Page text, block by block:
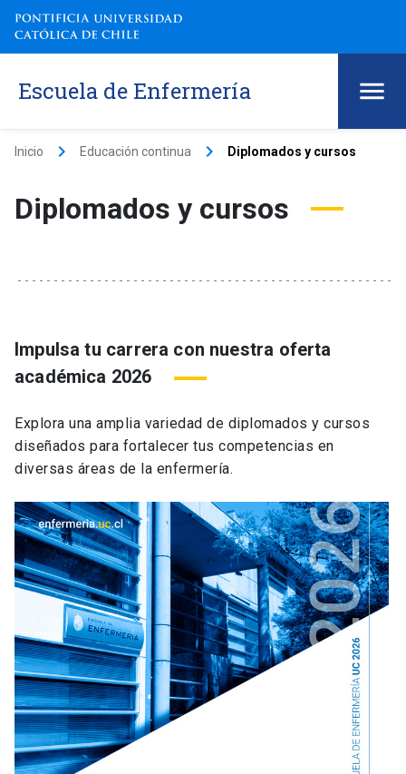
Escuela de Enfermería
Inicio keyboard_arrow_right Educación continua keyboard_arrow_right Diplomados y cursos
Diplomados y cursos
Impulsa tu carrera con nuestra oferta
académica 2026
Explora una amplia variedad de diplomados y cursos
diseñados para fortalecer tus competencias en
diversas áreas de la enfermería.